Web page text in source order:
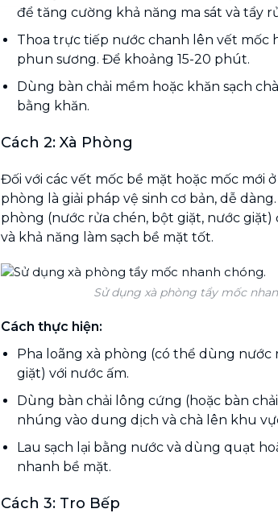
để tăng cường khả năng ma sát và tẩy
Thoa trực tiếp nước chanh lên vết mốc
phun sương. Để khoảng 15-20 phút.
Dùng bàn chải mềm hoặc khăn sạch
bằng khăn.
Cách 2: Xà Phòng
Đối với các vết mốc bề mặt hoặc mốc mới
phòng là giải pháp vệ sinh cơ bản, dễ
phòng (nước rửa chén, bột giặt, nước
và khả năng làm sạch bề mặt tốt.
Sử dụng xà phòng tẩy mốc
Cách thực hiện:
Pha loãng xà phòng (có thể dùng nước
giặt) với nước ấm.
Dùng bàn chải lông cứng (hoặc bàn
nhúng vào dung dịch và chà lên khu
Lau sạch lại bằng nước và dùng quạt
nhanh bề mặt.
Cách 3: Tro Bếp